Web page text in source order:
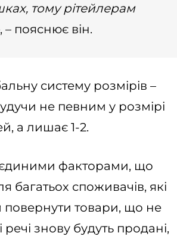
тому рітейлерам
, – пояснює він.
систему розмірів –
не певним у розмірі
а лишає 1-2.
єдиними факторами, що
споживачів, які
повернути товари, що не
знову будуть продані,